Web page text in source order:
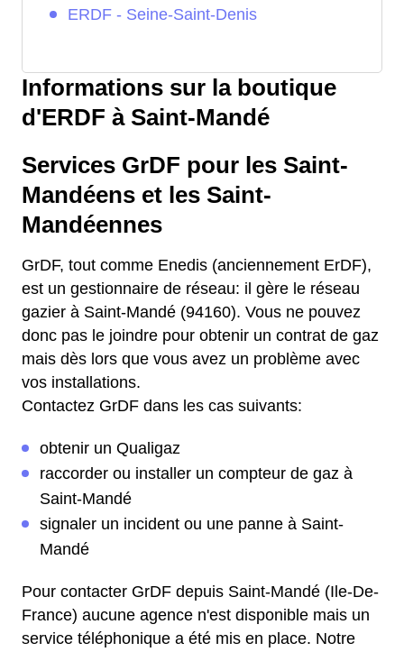
ERDF - Seine-Saint-Denis
Informations sur la boutique
d'ERDF à Saint-Mandé
Services GrDF pour les Saint-
Mandéens et les Saint-
Mandéennes
GrDF, tout comme Enedis (anciennement ErDF),
est un gestionnaire de réseau: il gère le réseau
gazier à Saint-Mandé (94160). Vous ne pouvez
donc pas le joindre pour obtenir un contrat de gaz
mais dès lors que vous avez un problème avec
vos installations.
Contactez GrDF dans les cas suivants:
obtenir un Qualigaz
raccorder ou installer un compteur de gaz à
Saint-Mandé
signaler un incident ou une panne à Saint-
Mandé
Pour contacter GrDF depuis Saint-Mandé (Ile-De-
France) aucune agence n'est disponible mais un
service téléphonique a été mis en place. Notre